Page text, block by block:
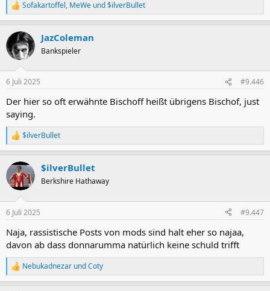
R
e
k
t
i
e
:
Sofakartoffel, MeWe und$ilverBullet
JazColeman
Bankspieler
6 Juli 2025 #9.446
Der hier so oft erwähnte Bischoff heißt übrigens Bischof, just
saying.
R
e
k
t
i
e
:
$ilverBullet
$ilverBullet
Berkshire Hathaway
6 Juli 2025 #9.447
Naja, rassistische Posts von mods sind halt eher so najaa,
davon ab dass donnarumma natürlich keine schuld trifft
R
e
Nebukadnezar undCoty